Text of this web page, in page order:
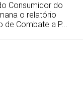
Consumidor do
o relatório
de Combate a P...